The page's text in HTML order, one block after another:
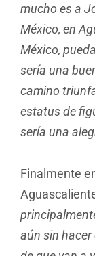
mucho es a
México, en
México,
sería una
camino
estatus de
sería una
Finalmente
aún sin hacer